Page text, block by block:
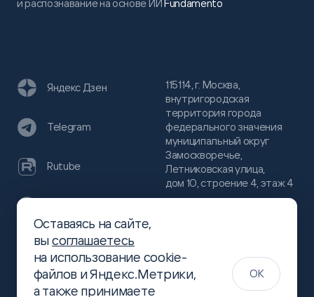
и распознавание на основе ИИFundamento
115114, г. Москва,
внутригородская
территория города
федерального значения
муниципальный округ
Замоскворечье,
Летниковская улица,
дом 10, строение 4, этаж 4
(499)
444-16-51
info@slsoft.ru
Яндекс Дзен
Telegram
Rutube
Хабр
Оставаясь на сайте,
высоглашаетесь
на использование cookie-
файлов и Яндекс.Метрики,
а также принимаете
OK